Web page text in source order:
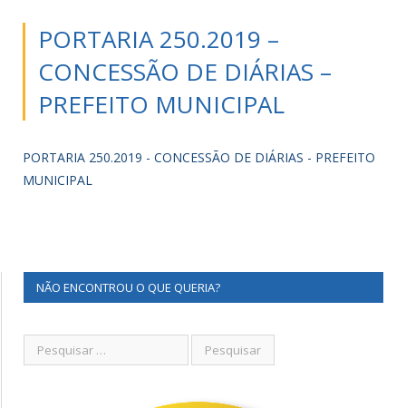
PORTARIA 250.2019 –
CONCESSÃO DE DIÁRIAS –
PREFEITO MUNICIPAL
PORTARIA 250.2019 - CONCESSÃO DE DIÁRIAS - PREFEITO
MUNICIPAL
NÃO ENCONTROU O QUE QUERIA?